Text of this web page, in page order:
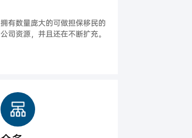
拥有数量庞大的可做担保移民的
公司资源，并且还在不断扩充。